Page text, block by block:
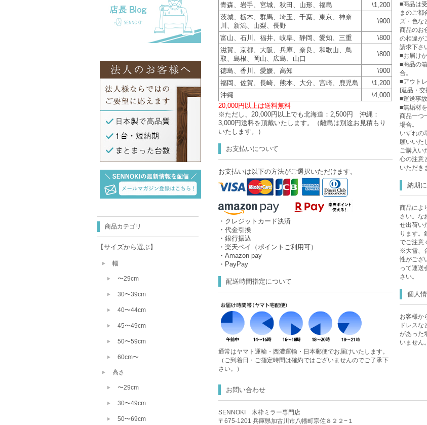
青森、岩手、宮城、秋田、山形、福島
\1,200
茨城、栃木、群馬、埼玉、千葉、東京、神奈
川、新潟、山梨、長野
\900
富山、石川、福井、岐阜、静岡、愛知、三重
\800
滋賀、京都、大阪、兵庫、奈良、和歌山、鳥
取、島根、岡山、広島、山口
\800
徳島、香川、愛媛、高知
\900
福岡、佐賀、長崎、熊本、大分、宮崎、鹿児島
\1,200
沖縄
\4,000
20,000円以上は送料無料
※ただし、20,000円以上でも北海道：2,500円 沖縄：
3,000円送料を頂戴いたします。（離島は別途お見積もり
いたします。）
お支払いについて
お支払いは以下の方法がご選択いただけます。
・クレジットカード決済
・代金引換
・銀行振込
・楽天ペイ（ポイントご利用可）
・Amazon pay
・PayPay
配送時間指定について
通常はヤマト運輸・西濃運輸・日本郵便でお届けいたします。
（ご到着日・ご指定時間は確約ではございませんのでご了承下
さい。）
■商品は
まのご都
ズ・色な
商品のお
の相違が
請求下さ
■お届け
■商品の
合。
■アウト
[返品・
■運送事
■無垢材
商品一つ
場合。
いずれの
願いいた
ご購入い
心の注意
いただき
納期
商品によ
さい。な
せ出荷い
ります。
でご注意
※大雪、
性がござ
って運送
さい。
個人
お客様か
ドレス
があった
いません。
お問い合わせ
SENNOKI 木枠ミラー専門店
〒675-1201 兵庫県加古川市八幡町宗佐８２２−１
商品カテゴリ
【サイズから選ぶ】
幅
〜29cm
30〜39cm
40〜44cm
45〜49cm
50〜59cm
60cm〜
高さ
〜29cm
30〜49cm
50〜69cm